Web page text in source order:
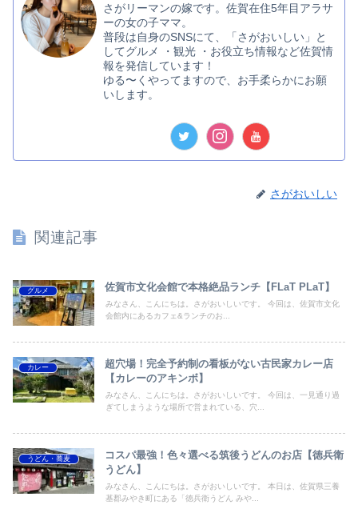
さがリーマンの嫁です。佐賀在住5年目アラサ
ーの女の子ママ。
普段は自身のSNSにて、「さがおいしい」と
してグルメ ・観光 ・お役立ち情報など佐賀情
報を発信しています！
ゆる〜くやってますので、お手柔らかにお願
いします。
さがおいしい
関連記事
グルメ 佐賀市文化会館で本格絶品ランチ【FLaT PLaT】
みなさん、こんにちは。さがおいしいです。 今回は、佐賀市文化
会館内にあるカフェ&ランチのお...
カレー
超穴場！完全予約制の看板がない古民家カレー店
【カレーのアキンボ】
みなさん、こんにちは。さがおいしいです。 今回は、一見通り過
ぎてしまうような場所で営まれている、穴...
うどん・蕎麦
コスパ最強！色々選べる筑後うどんのお店【徳兵衛
うどん】
みなさん、こんにちは。さがおいしいです。 本日は、佐賀県三養
基郡みやき町にある「徳兵衛うどん みや...